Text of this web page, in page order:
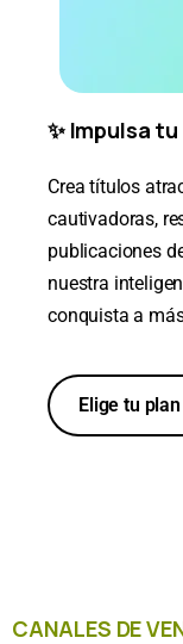
✨ Impulsa
Crea títulos
cautivadoras,
publicaciones
nuestra
conquista a
Elige tu
CANALES DE